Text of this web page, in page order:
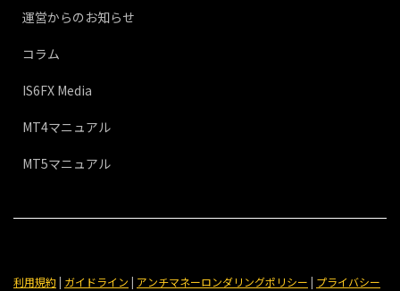
運営からのお知らせ
コラム
IS6FX Media
MT4マニュアル
MT5マニュアル
利用規約| ガイドライン | アンチマネーロンダリングポリシー | プライバシー